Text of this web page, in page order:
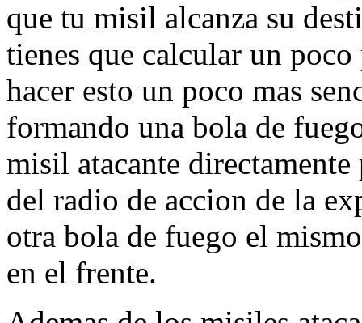
que tu misil alcanza su
tienes que calcular un
hacer esto un poco mas
formando una bola de
misil atacante
del radio de accion de la
otra bola de fuego el
en el frente.